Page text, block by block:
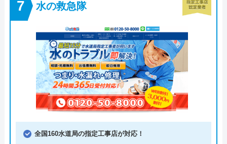
水の救急隊
全国160水道局の指定工事店が対応！